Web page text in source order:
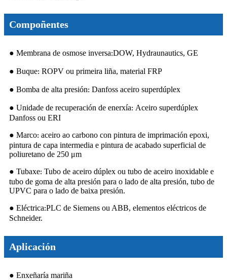
Compoñentes
● Membrana de osmose inversa:DOW, Hydraunautics, GE
● Buque: ROPV ou primeira liña, material FRP
● Bomba de alta presión: Danfoss aceiro superdúplex
● Unidade de recuperación de enerxía: Aceiro superdúplex
Danfoss ou ERI
● Marco: aceiro ao carbono con pintura de imprimación epoxi,
pintura de capa intermedia e pintura de acabado superficial de
poliuretano de 250 μm
● Tubaxe: Tubo de aceiro dúplex ou tubo de aceiro inoxidable e
tubo de goma de alta presión para o lado de alta presión, tubo de
UPVC para o lado de baixa presión.
● Eléctrica:PLC de Siemens ou ABB, elementos eléctricos de
Schneider.
Aplicación
● Enxeñaría mariña